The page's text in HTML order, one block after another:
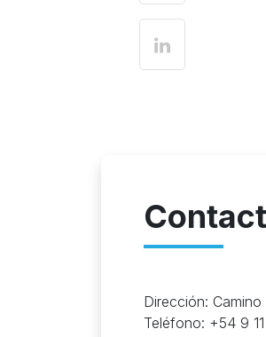
Dirección:
Teléfono: +54 9